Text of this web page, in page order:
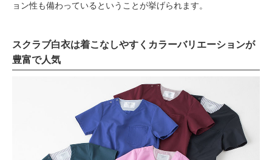
ョン性も備わっているということが挙げられます。
スクラブ白衣は着こなしやすくカラーバリエーションが
豊富で人気